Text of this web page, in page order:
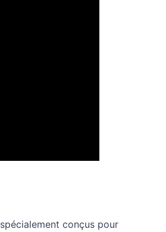
spécialement conçus pour